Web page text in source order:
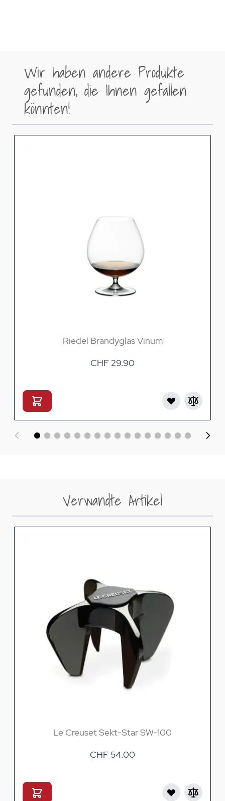
Wir haben andere Produkte
gefunden, die Ihnen gefallen
könnten!
Riedel Brandyglas Vinum
CHF 29.90
Verwandte Artikel
Le Creuset Sekt-Star SW-100
CHF 54.00